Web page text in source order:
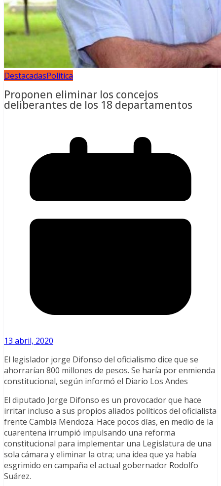
DestacadasPolítica
Proponen eliminar los concejos
deliberantes de los 18 departamentos
13 abril, 2020
El legislador jorge Difonso del oficialismo dice que se
ahorrarían 800 millones de pesos. Se haría por enmienda
constitucional, según informó el Diario Los Andes
El diputado Jorge Difonso es un provocador que hace
irritar incluso a sus propios aliados políticos del oficialista
frente Cambia Mendoza. Hace pocos días, en medio de la
cuarentena irrumpió impulsando una reforma
constitucional para implementar una Legislatura de una
sola cámara y eliminar la otra; una idea que ya había
esgrimido en campaña el actual gobernador Rodolfo
Suárez.